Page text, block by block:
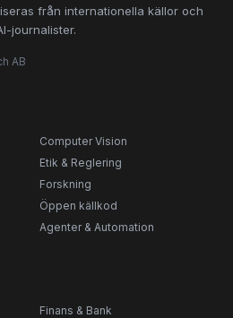
från internationella källor och
journalister.
AB
Computer Vision
Etik & Reglering
Forskning
Öppen källkod
Agenter & Automation
Finans & Bank